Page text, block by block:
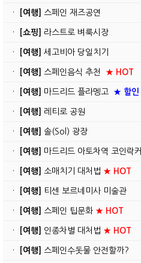
· [여행] 스페인 재즈공연
· [쇼핑] 라스트로 벼룩시장
· [여행] 세고비아 당일치기
· [여행] 스페인음식 추천 ★ HOT
· [여행] 마드리드 플라멩고 ★ 할인
· [여행] 레티로 공원
· [여행] 솔(Sol) 광장
· [여행] 마드리드 아토차역 코인락커
· [여행] 소매치기 대처법 ★ HOT
· [여행] 티센 보르네미사 미술관
· [여행] 스페인 팁문화 ★ HOT
· [여행] 인종차별 대처법 ★ HOT
· [여행] 스페인수돗물 안전할까?